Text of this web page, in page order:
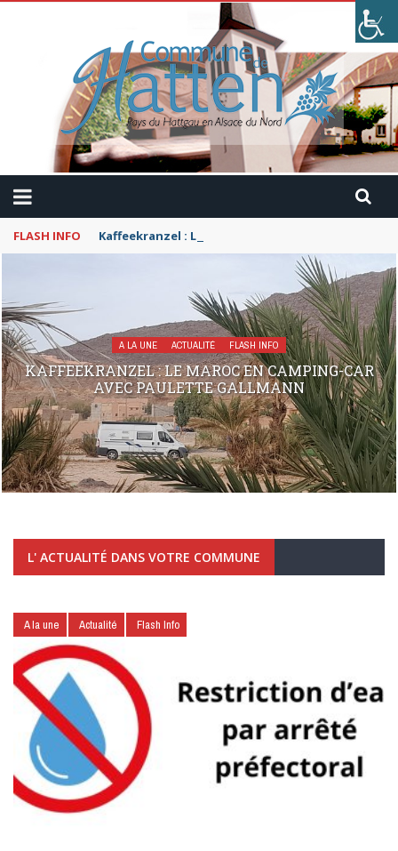
FLASH INFO Kaffeekranzel : Le Maroc en camping-car avec
A LA UNE ACTUALITÉ FLASH INFO
KAFFEEKRANZEL : LE MAROC EN CAMPING-CAR
AVEC PAULETTE GALLMANN
L' ACTUALITÉ DANS VOTRE COMMUNE
A la une Actualité Flash Info